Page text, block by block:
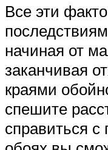
Все эти
начиная от
заканчивая
краями
спешите
справиться